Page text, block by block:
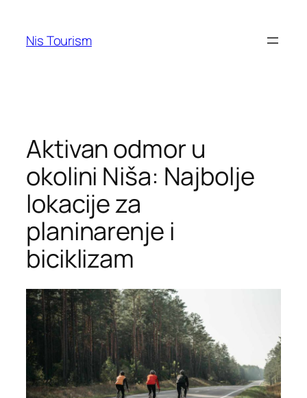
content
Nis Tourism
Aktivan odmor u
okolini Niša: Najbolje
lokacije za
planinarenje i
biciklizam